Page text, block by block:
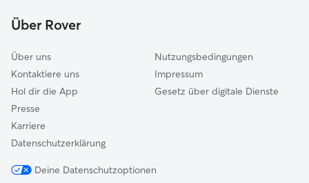
Schotten
Über Rover
Über uns
Kontaktiere uns
Hol dir die App
Presse
Karriere
Datenschutzerklärung
Nutzungsbedingungen
Impressum
Gesetz über digitale Dienste
Deine Datenschutzoptionen